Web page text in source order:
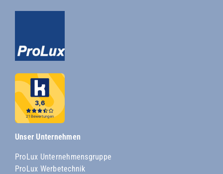
Unser Unternehmen
ProLux Unternehmensgruppe
ProLux Werbetechnik